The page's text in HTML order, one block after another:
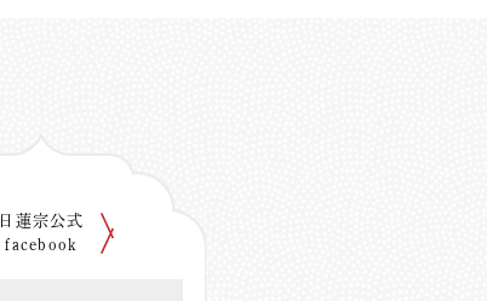
日蓮宗公式
facebook